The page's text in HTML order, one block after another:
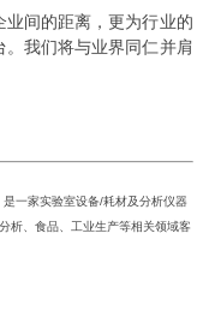
间的距离，更为行业的
我们将与业界同仁并肩
一家实验室设备/耗材及分析仪器
析、食品、工业生产等相关领域客